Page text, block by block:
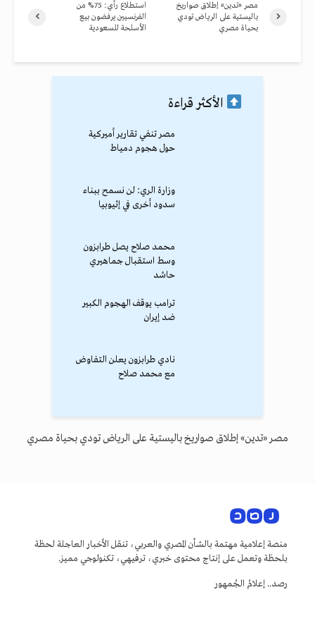
استطلاع رأي: 75% من
الفرنسيين يرفضون بيع
الأسلحة للسعودية
مصر «تدين» إطلاق صواريخ
باليستية على الرياض تودي
بحياة مصري
الأكثر قراءة
مصر تنفي تقارير أميركية
حول هجوم دمياط
وزارة الري: لن نسمح ببناء
سدود أخرى في إثيوبيا
محمد صلاح يصل طرابزون
وسط استقبال جماهيري
حاشد
ترامب يوقف الهجوم الكبير
ضد إيران
نادي طرابزون يعلن التفاوض
مع محمد صلاح
مصر «تدين» إطلاق صواريخ باليستية على الرياض تودي بحياة مصري
منصة إعلامية مهتمة بالشأن المصري والعربي، تنقل الأخبار العاجلة لحظة
بلحظة وتعمل على إنتاج محتوى خبري، ترفيهي، تكنولوجي مميز.
رصد.. إعلامُ الجُمهور